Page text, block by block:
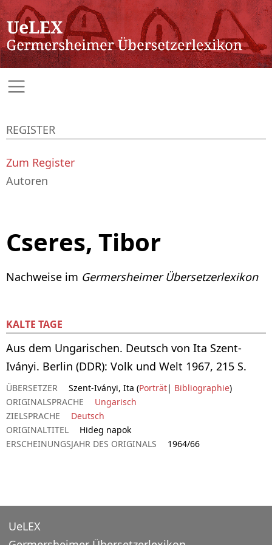
Cseres, Tibor
Nachweise im Germersheimer Übersetzerlexikon
KALTE TAGE
Aus dem Ungarischen. Deutsch von Ita Szent-
Iványi. Berlin (DDR): Volk und Welt 1967, 215 S.
ÜBERSETZER Szent-Iványi, Ita (Porträt| Bibliographie)
ORIGINALSPRACHE
Ungarisch
ZIELSPRACHE
Deutsch
ORIGINALTITEL
Hideg napok
ERSCHEINUNGSJAHR DES ORIGINALS
1964/66
REGISTER
Zum Register
Autoren
UeLEX